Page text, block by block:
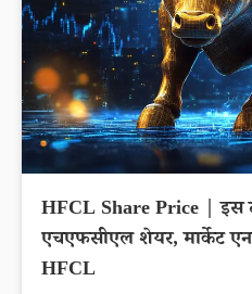
HFCL Share Price | इस
एचएफसीएल शेयर, मार्केट
HFCL